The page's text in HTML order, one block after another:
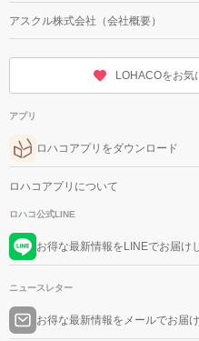
アスクル株式会社（会社概要）
LOHACOをお気
アプリ
ロハコアプリをダウンロード
ロハコアプリについて
ロハコ公式LINE
お得な最新情報をLINEでお届け
ニュースレター
お得な最新情報をメールでお届